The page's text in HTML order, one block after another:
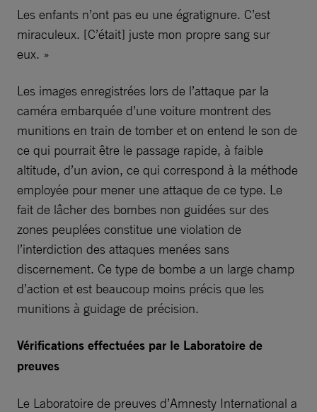
Les enfants n’ont pas eu une égratignure. C’est
miraculeux. [C’était] juste mon propre sang sur
eux. »
Les images enregistrées lors de l’attaque par la
caméra embarquée d’une voiture montrent des
munitions en train de tomber et on entend le son de
ce qui pourrait être le passage rapide, à faible
altitude, d’un avion, ce qui correspond à la méthode
employée pour mener une attaque de ce type. Le
fait de lâcher des bombes non guidées sur des
zones peuplées constitue une violation de
l’interdiction des attaques menées sans
discernement. Ce type de bombe a un large champ
d’action et est beaucoup moins précis que les
munitions à guidage de précision.
Vérifications effectuées par le Laboratoire de
preuves
Le Laboratoire de preuves d’Amnesty International a